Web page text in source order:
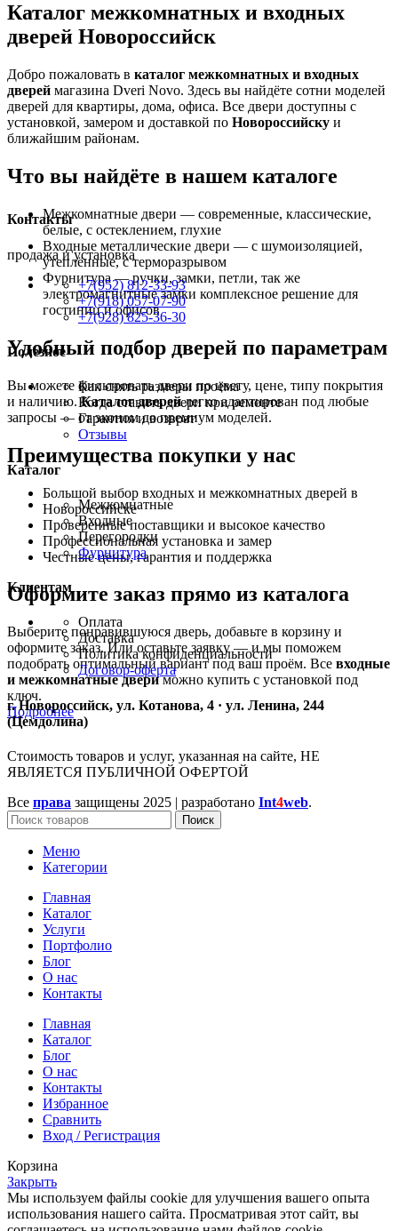
Каталог межкомнатных и входных
дверей Новороссийск
Добро пожаловать в каталог межкомнатных и входных
дверей магазина Dveri Novo. Здесь вы найдёте сотни моделей
дверей для квартиры, дома, офиса. Все двери доступны с
установкой, замером и доставкой по Новороссийску и
ближайшим районам.
Что вы найдёте в нашем каталоге
Межкомнатные двери — современные, классические,
белые, с остеклением, глухие
Входные металлические двери — с шумоизоляцией,
утеплённые, с терморазрывом
Фурнитура — ручки, замки, петли, так же
электромагнитные замки комплексное решение для
гостиниц и офисов
Удобный подбор дверей по параметрам
Вы можете фильтровать двери по цвету, цене, типу покрытия
и наличию.Каталог дверейлегко адаптирован под любые
запросы — от эконом до премиум моделей.
Преимущества покупки у нас
Большой выбор входных и межкомнатных дверей в
Новороссийске
Проверенные поставщики и высокое качество
Профессиональная установка и замер
Честные цены, гарантия и поддержка
Оформите заказ прямо из каталога
Выберите понравившуюся дверь, добавьте в корзину и
оформите заказ. Или оставьте заявку — и мы поможем
подобрать оптимальный вариант под ваш проём. Все входные
и межкомнатные двериможно купить с установкой под
ключ.
Подробнее
Контакты
продажа и установка
+7(952) 812-33-93
+7(918) 057-07-90
+7(928) 825-36-30
Полезное
Как снять размеры проёма
Когда ставить двери при ремонте
Гарантия и возврат
Отзывы
Каталог
Межкомнатные
Входные
Перегородки
Фурнитура
Клиентам
Оплата
Доставка
Политика конфиденциальности
Договор-оферта
г. Новороссийск, ул. Котанова, 4 · ул. Ленина, 244
(Цемдолина)
Стоимость товаров и услуг, указанная на сайте, НЕ
ЯВЛЯЕТСЯ ПУБЛИЧНОЙ ОФЕРТОЙ
Все права защищены 2025 | разработано Int4web.
Поиск
Меню
Категории
Главная
Каталог
Услуги
Портфолио
Блог
О нас
Контакты
Главная
Каталог
Блог
О нас
Контакты
Избранное
Сравнить
Вход / Регистрация
Корзина
Закрыть
Мы используем файлы cookie для улучшения вашего опыта
использования нашего сайта. Просматривая этот сайт, вы